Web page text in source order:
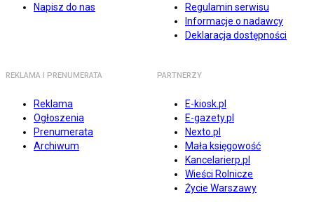
Napisz do nas
Regulamin serwisu
Informacje o nadawcy
Deklaracja dostępności
REKLAMA I PRENUMERATA
Reklama
Ogłoszenia
Prenumerata
Archiwum
PARTNERZY
E-kiosk.pl
E-gazety.pl
Nexto.pl
Mała księgowość
Kancelarierp.pl
Wieści Rolnicze
Życie Warszawy